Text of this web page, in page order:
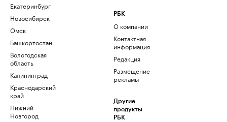
Екатеринбург
Новосибирск
Омск
Башкортостан
Вологодская
область
Калининград
Краснодарский
край
Нижний
Новгород
РБК
О компании
Контактная
информация
Редакция
Размещение
рекламы
Другие
продукты
РБК